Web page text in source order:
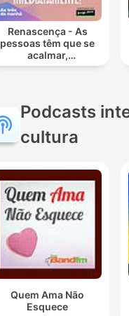
Renascença - As
pessoas têm que se
acalmar,
imediatamente!
Podcasts
cultura
Quem Ama Não
Esquece